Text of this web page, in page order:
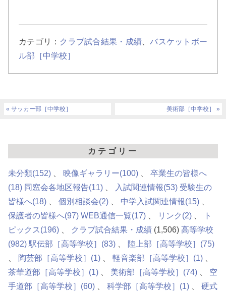
カテゴリ： クラブ試合結果・成績 、バスケットボー
ル部［中学校］
サッカー部［中学校］ 美術部［中学校］
カテゴリー
未分類(152) 映像ギャラリー(100)
卒業生の皆様へ
(18) 同窓会各地区報告(11) 入試関連情報(53) 受験生の
皆様へ(18) 個別相談会(2) 中学入試関連情報(15)
保護者の皆様へ(97) WEB通信一覧(17) リンク (2)
ト
ピックス (196) クラブ試合結果・成績 (1,506) 高等学校
(982) 駅伝部［高等学校］ (83) 陸上部［高等学校］ (75)
陶芸部［高等学校］ (1) 軽音楽部［高等学校］ (1)
茶華道部［高等学校］ (1) 美術部［高等学校］ (74)
空
手道部［高等学校］ (60) 科学部［高等学校］ (1)
硬式